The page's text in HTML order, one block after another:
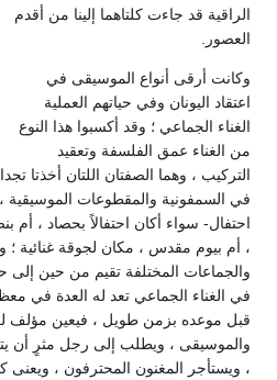
الراقية قد جاءت كلتاهما إلينا من أقدم
العصور.
وكانت أرقى أنواع الموسيقى في
اعتقاد اليونان وفي حياتهم العملية
الغناء الجماعي ؛ وقد أكسبوا هذا النوع
من الغناء عمق الفلسفة وتعقيد
التركيب ، وهما الصفتان اللتان أخذتا
في السمفونية والمقطوعات
احتفال- سواء أكان احتفالاً بحصاد ، أم
، أم بيوم مقدس ، مكان لجوقة غنائية ؛
والجماعات المختلفة تقيم من حين إلى
في الغناء الجماعي تعد له العدة في
قبل موعده بزمن طويل ، فيعين مؤلف
والموسيقى ، ويطلب إلى رجل مثرٍ أن
، ويستأجر المغنون المحترفون ، ويعنى